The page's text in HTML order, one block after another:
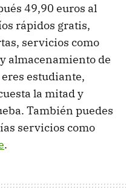
49,90 euros al
rápidos gratis,
servicios como
y almacenamiento de
estudiante,
la mitad y
También puedes
servicios como
.